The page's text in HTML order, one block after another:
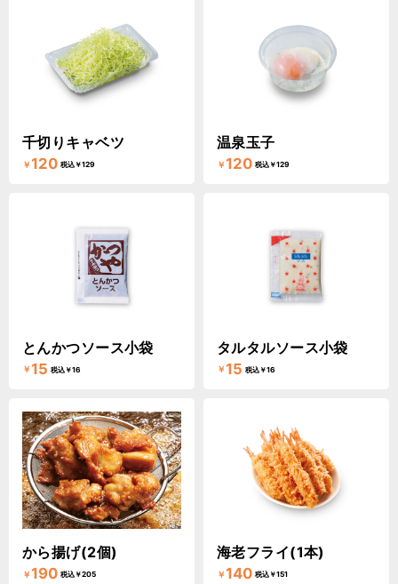
千切りキャベツ
￥120 税込￥129
温泉玉子
￥120 税込￥129
とんかつソース小袋
￥15 税込￥16
タルタルソース小袋
￥15 税込￥16
から揚げ(2個)
￥190 税込￥205
海老フライ(1本)
￥140 税込￥151